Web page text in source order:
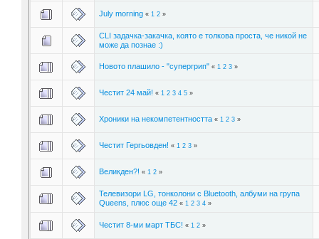
July morning « 1 2»
CLI задачка-закачка, която е толкова проста, че никой не
може да познае :)
Новото плашило - "супергрип" « 1 2 3»
Честит 24 май! « 1 2 3 4 5»
Хроники на некомпетентността « 1 2 3»
Честит Гергьовден! « 1 2 3»
Великден?! « 1 2»
Телевизори LG, тонколони с Bluetooth, албуми на група
Queens, плюс още 42 « 1 2 3 4»
Честит 8-ми март ТБС! « 1 2»